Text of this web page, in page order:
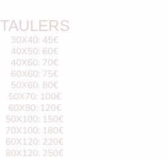
TAULERS
30X40: 45€
40X50: 60€
40X60: 70€
60X60: 75€
50X60: 80€
50X70: 100€
60X80: 120€
50X100: 150€
70X100: 180€
60X120: 220€
80X120: 250€